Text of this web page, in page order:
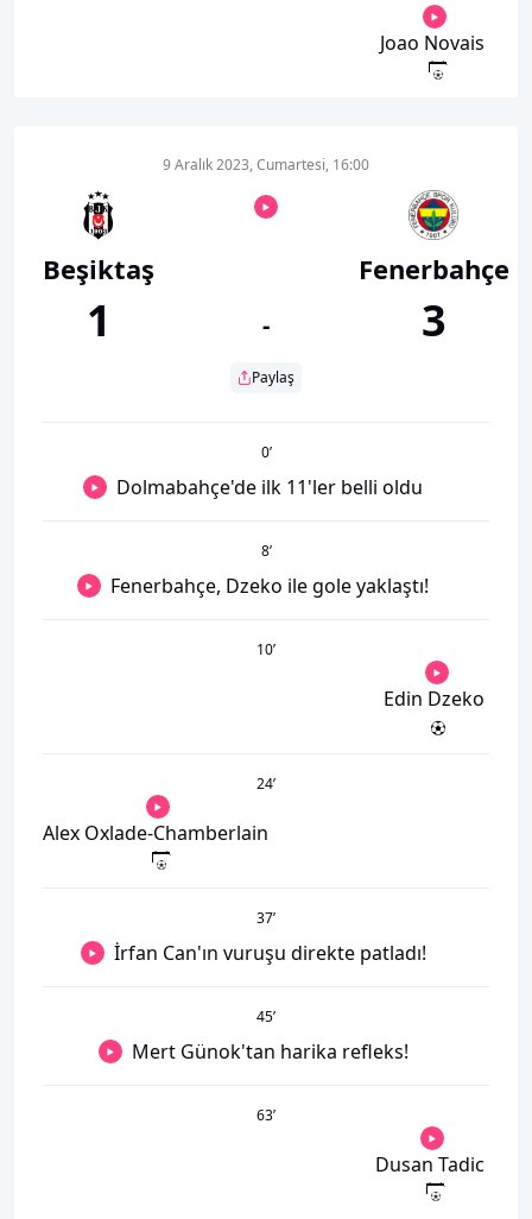
Joao Novais
Beşiktaş
1
9 Aralık 2023, Cumartesi, 16:00
-
Paylaş
Fenerbahçe
3
0’
Dolmabahçe'de ilk 11'ler belli oldu
8’
Fenerbahçe, Dzeko ile gole yaklaştı!
10’
Edin Dzeko
24’
Alex Oxlade-Chamberlain
37’
İrfan Can'ın vuruşu direkte patladı!
45’
Mert Günok'tan harika refleks!
63’
Dusan Tadic